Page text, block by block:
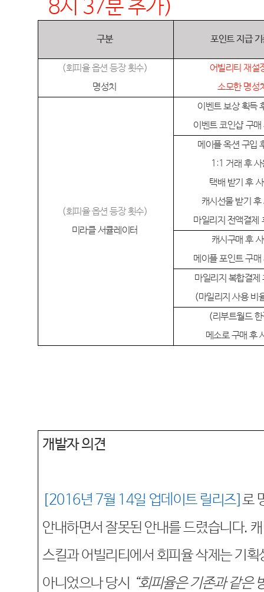
8시 37분 추가)
구분 포인트 지급
(회피율 옵션 등장 횟수)
명성치
어빌리티 재설
소모한 명성
(회피율 옵션 등장 횟수)
미라클서큘레이터
이벤트 보상 획득
이벤트코인샵 구매
메이플 옥션 구입
1:1 거래 후 사
택배 받기 후
캐시선물 받기 후
마일리지 전액결제
캐시구매 후
메이플 포인트 구매
마일리지 복합결제
(마일리지 사용 비
(리부트월드
메소로 구매 후
개발자 의견
[2016년 7월 14일 업데이트 릴리즈]로
안내하면서 잘못된 안내를 드렸습니다.
스킬과어빌리티에서 회피율 삭제는 기획
아니었으나당시 “회피율은 기존과 같은